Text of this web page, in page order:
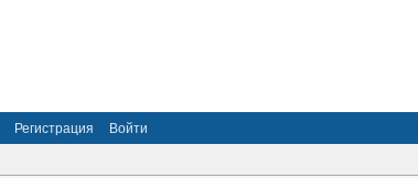
Регистрация Войти